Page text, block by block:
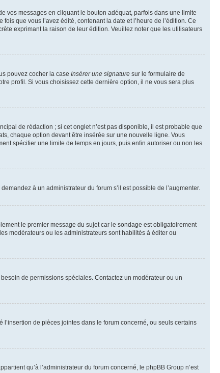
vos messages en cliquant le bouton adéquat, parfois dans une limite
que vous l’avez édité, contenant la date et l’heure de l’édition. Ce
exprimant la raison de leur édition. Veuillez noter que les utilisateurs
pouvez cocher la case Insérer une signature sur le formulaire de
profil. Si vous choisissez cette dernière option, il ne vous sera plus
de rédaction ; si cet onglet n’est pas disponible, il est probable que
chaque option devant être insérée sur une nouvelle ligne. Vous
spécifier une limite de temps en jours, puis enfin autoriser ou non les
à un administrateur du forum s’il est possible de l’augmenter.
le premier message du sujet car le sondage est obligatoirement
modérateurs ou les administrateurs sont habilités à éditer ou
de permissions spéciales. Contactez un modérateur ou un
l’insertion de pièces jointes dans le forum concerné, ou seuls certains
qu’à l’administrateur du forum concerné, le phpBB Group n’est